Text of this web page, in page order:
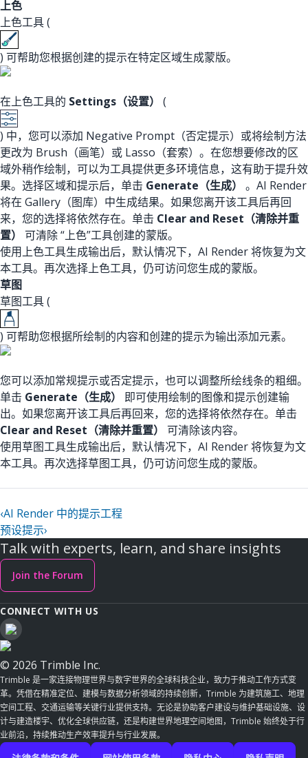
上色
上色工具 (
) 可帮助您根据创建的提示在特定区域生成蒙版。
在上色工具的 Settings（设置） (
) 中，您可以添加 Negative Prompt（否定提示）或将绘制方法
更改为 Brush（画笔）或 Lasso（套索）。在您想要修改的区
域外稍作绘制，可以为工具提供更多环境信息，这有助于提升效
果。选择区域和提示后，单击 Generate（生成）
。AI Render
将在 Gallery（图库）中生成结果。如果您离开该工具后再回
来，您的选择将依然存在。单击 Clear and Reset（清除并重
置）
可清除 “上色”工具创建的蒙版。
使用上色工具生成输出后，默认情况下，AI Render 将恢复为文
本工具。再次选择上色工具，仍可访问您生成的蒙版。
草图
草图工具 (
) 可帮助您根据所绘制的内容和创建的提示为输出添加元素。
您可以添加常规提示或否定提示，也可以调整所绘线条的粗细。
单击 Generate（生成）
即可使用绘制的图像和提示创建输
出。如果您离开该工具后再回来，您的选择将依然存在。单击
Clear and Reset（清除并重置）
可清除该内容。
使用草图工具生成输出后，默认情况下，AI Render 将恢复为文
本工具。再次选择草图工具，仍可访问您生成的蒙版。
‹AI Render 中的提示工程
预设提示›
Talk with experts, learn, and share insights
Join the Forum
CONNECT WITH US
© 2026 Trimble Inc.
Trimble 是一家连接物理世界与数字世界的全球科技企业，致力于推动工作方式变
革。凭借在精准定位、建模与数据分析领域的持续创新，Trimble 为建筑施工、地理
空间工程、交通运输等关键行业提供支持。无论是协助客户建设与维护基础设施、设
计与建造楼宇、优化全球供应链，还是构建世界地理空间地图，Trimble 始终处于行
业前沿，持续推动生产效率提升与行业发展。